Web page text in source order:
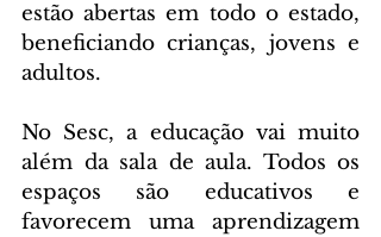
estão abertas em todo o estado,
beneficiando crianças, jovens e
adultos.
No Sesc, a educação vai muito
além da sala de aula. Todos os
espaços são educativos e
favorecem uma aprendizagem